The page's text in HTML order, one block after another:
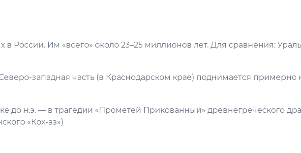
России. Им «всего» около 23–25 миллионов лет. Для сравнения:
западная часть (в Краснодарском крае) поднимается примерно
до н.э. — в трагедии «Прометей Прикованный» древнегреческого
«Кох-аз»)